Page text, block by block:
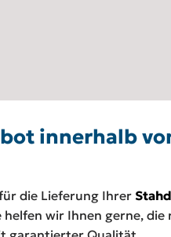
innerhalb
die Lieferung Ihrer
wir Ihnen gerne,